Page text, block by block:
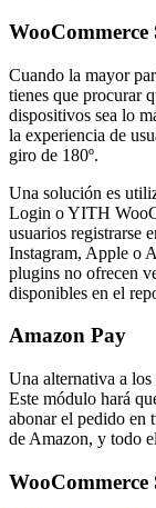
Cuando la mayor
tienes que procurar
dispositivos sea lo
la experiencia de
giro de 180º.
Una solución es
Login o YITH
usuarios registrarse
Instagram, Apple o
plugins no ofrecen
disponibles en el
Amazon Pay
Una alternativa a los
Este módulo hará
abonar el pedido en
de Amazon, y todo